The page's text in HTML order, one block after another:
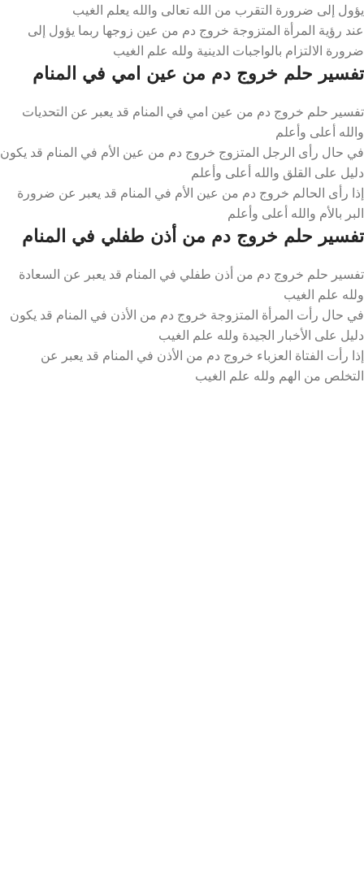
يؤول إلى ضرورة التقرب من الله تعالى والله يعلم الغيب
عند رؤية المرأة المتزوجة خروج دم من عين زوجها ربما يؤول إلى
ضرورة الالتزام بالواجبات الدينية ولله علم الغيب
تفسير حلم خروج دم من عين امي في المنام
تفسير حلم خروج دم من عين امي في المنام قد يعبر عن التحديات
والله أعلى وأعلم
في حال رأى الرجل المتزوج خروج دم من عين الأم في المنام قد يكون
دليل على القلق والله أعلى وأعلم
إذا رأى الحالم خروج دم من عين الأم في المنام قد يعبر عن ضرورة
البر بالأم والله أعلى وأعلم
تفسير حلم خروج دم من أذن طفلي في المنام
تفسير حلم خروج دم من أذن طفلي في المنام قد يعبر عن السعادة
ولله علم الغيب
في حال رأت المرأة المتزوجة خروج دم من الأذن في المنام قد يكون
دليل على الأخبار الجيدة ولله علم الغيب
إذا رأت الفتاة العزباء خروج دم من الأذن في المنام قد يعبر عن
التخلص من الهم ولله علم الغيب